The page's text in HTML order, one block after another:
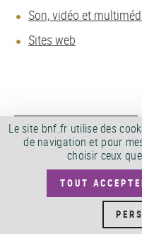
Son, vidéo et
Sites web
LÉGAL -
TÉLÉCHARGER LA
Le site bnf.fr utilise des
de navigation et pour
choisir ceux
TOUT